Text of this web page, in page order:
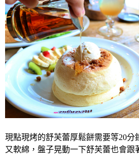
現點現烤的舒芙蕾厚鬆餅需要等20分
又軟綿，盤子晃動一下舒芙蕾也會跟